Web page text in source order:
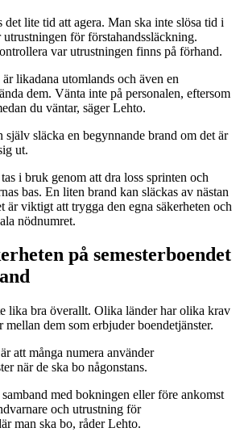
lite tid att agera. Man ska inte slösa tid i
utrustningen för förstahandssläckning.
var utrustningen finns på förhand.
likadana utomlands och även en
dem. Vänta inte på personalen, eftersom
du väntar, säger Lehto.
själv släcka en begynnande brand om det är
ut.
i bruk genom att dra loss sprinten och
bas. En liten brand kan släckas av nästan
är viktigt att trygga den egna säkerheten och
nödnumret.
på semesterboendet
lika bra överallt. Olika länder har olika krav
dem som erbjuder boendetjänster.
att många numera använder
när de ska bo någonstans.
med bokningen eller före ankomst
och utrustning för
man ska bo, råder Lehto.